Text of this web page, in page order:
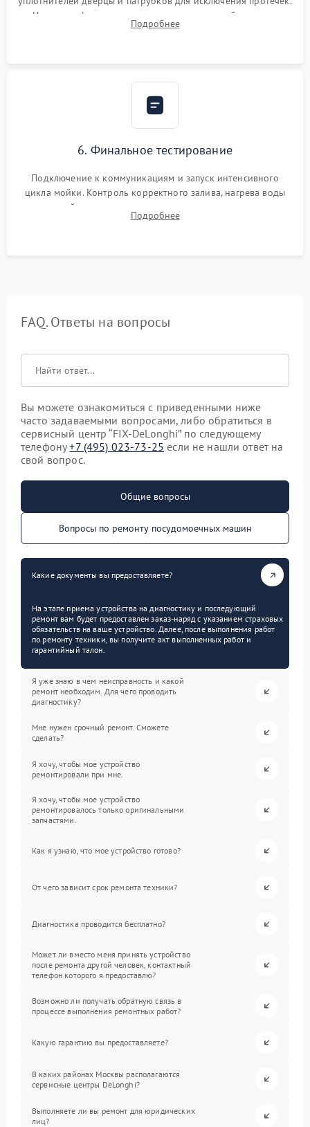
Надежная фиксация хомутов гидравлической системы,
сборка корпуса и установка датчика поплавка.
Подробнее
6. Финальное тестирование
Подключение к коммуникациям и запуск интенсивного
цикла мойки. Контроль корректного залива, нагрева воды
до нужной температуры, отсутствия посторонних шумов,
штатного слива и абсолютной сухости в поддоне.
Подробнее
FAQ. Ответы на вопросы
Вы можете ознакомиться с приведенными ниже
часто задаваемыми вопросами, либо обратиться в
сервисный центр “FIX-DeLonghi” по следующему
телефону+7 (495) 023-73-25 если не нашли ответ на
свой вопрос.
Общие вопросы
Вопросы по ремонту посудомоечных машин
Какие документы вы предоставляете?
На этапе приема устройства на диагностику и последующий
ремонт вам будет предоставлен заказ-наряд с указанием страховых
обязательств на ваше устройство. Далее, после выполнения работ
по ремонту техники, вы получите акт выполненных работ и
гарантийный талон.
Я уже знаю в чем неисправность и какой
ремонт необходим. Для чего проводить
диагностику?
Мне нужен срочный ремонт. Сможете
сделать?
Я хочу, чтобы мое устройство
ремонтировали при мне.
Я хочу, чтобы мое устройство
ремонтировалось только оригинальными
запчастями.
Как я узнаю, что мое устройство готово?
От чего зависит срок ремонта техники?
Диагностика проводится бесплатно?
Может ли вместо меня принять устройство
после ремонта другой человек, контактный
телефон которого я предоставлю?
Возможно ли получать обратную связь в
процессе выполнения ремонтных работ?
Какую гарантию вы предоставляете?
В каких районах Москвы располагаются
сервисные центры DeLonghi?
Выполняете ли вы ремонт для юридических
лиц?